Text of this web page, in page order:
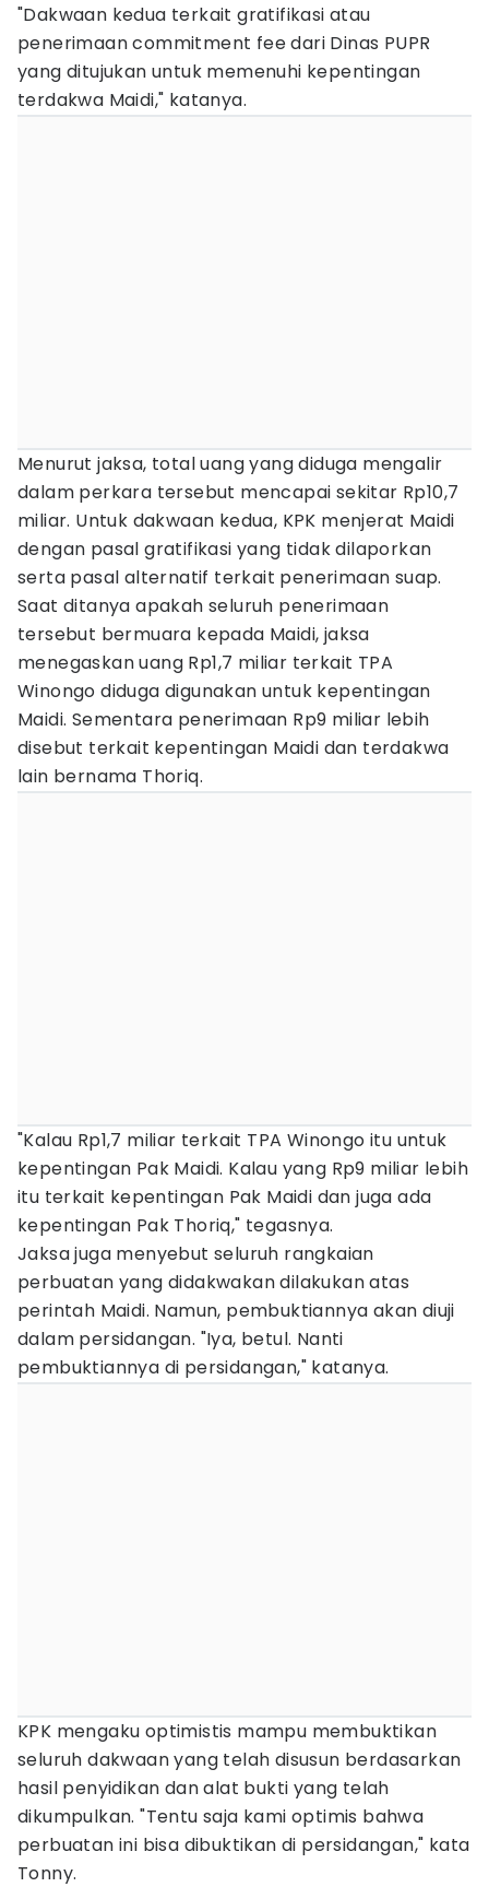
"Dakwaan kedua terkait gratifikasi atau
penerimaan commitment fee dari Dinas PUPR
yang ditujukan untuk memenuhi kepentingan
terdakwa Maidi," katanya.
Menurut jaksa, total uang yang diduga mengalir
dalam perkara tersebut mencapai sekitar Rp10,7
miliar. Untuk dakwaan kedua, KPK menjerat Maidi
dengan pasal gratifikasi yang tidak dilaporkan
serta pasal alternatif terkait penerimaan suap.
Saat ditanya apakah seluruh penerimaan
tersebut bermuara kepada Maidi, jaksa
menegaskan uang Rp1,7 miliar terkait TPA
Winongo diduga digunakan untuk kepentingan
Maidi. Sementara penerimaan Rp9 miliar lebih
disebut terkait kepentingan Maidi dan terdakwa
lain bernama Thoriq.
"Kalau Rp1,7 miliar terkait TPA Winongo itu untuk
kepentingan Pak Maidi. Kalau yang Rp9 miliar lebih
itu terkait kepentingan Pak Maidi dan juga ada
kepentingan Pak Thoriq," tegasnya.
Jaksa juga menyebut seluruh rangkaian
perbuatan yang didakwakan dilakukan atas
perintah Maidi. Namun, pembuktiannya akan diuji
dalam persidangan. "Iya, betul. Nanti
pembuktiannya di persidangan," katanya.
KPK mengaku optimistis mampu membuktikan
seluruh dakwaan yang telah disusun berdasarkan
hasil penyidikan dan alat bukti yang telah
dikumpulkan. "Tentu saja kami optimis bahwa
perbuatan ini bisa dibuktikan di persidangan," kata
Tonny.